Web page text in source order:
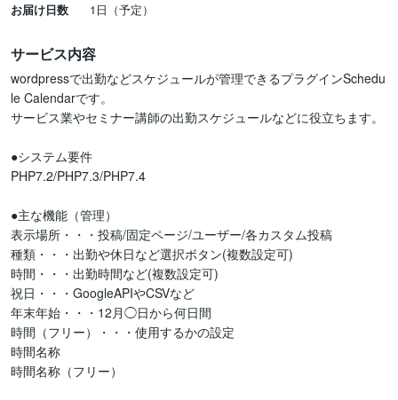
お届け日数 1日（予定）
サービス内容
wordpressで出勤などスケジュールが管理できるプラグインSchedu
le Calendarです。
サービス業やセミナー講師の出勤スケジュールなどに役立ちます。
●システム要件
PHP7.2/PHP7.3/PHP7.4
●主な機能（管理）
表示場所・・・投稿/固定ページ/ユーザー/各カスタム投稿
種類・・・出勤や休日など選択ボタン(複数設定可)
時間・・・出勤時間など(複数設定可)
祝日・・・GoogleAPIやCSVなど
年末年始・・・12月◯日から何日間
時間（フリー）・・・使用するかの設定
時間名称
時間名称（フリー）